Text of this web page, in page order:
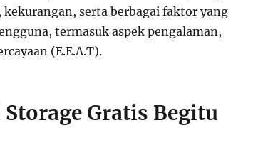
serta berbagai faktor yang
termasuk aspek pengalaman,
(E.E.A.T).
Gratis Begitu